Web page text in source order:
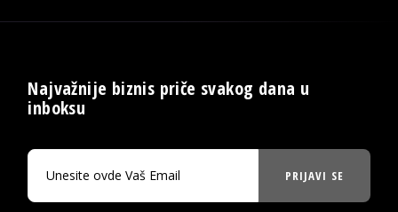
Najvažnije biznis priče svakog dana u
inboksu
PRIJAVI SE